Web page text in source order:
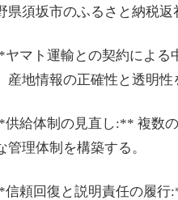
県須坂市のふるさと納税返
マト運輸との契約による
産地情報の正確性と透明性
給体制の見直し:** 複数
管理体制を構築する。
頼回復と説明責任の履行